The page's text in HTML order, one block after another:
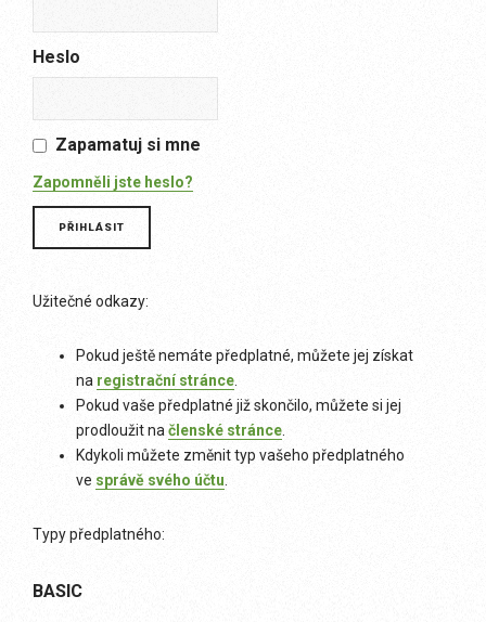
Heslo
Zapamatuj si mne
Zapomněli jste heslo?
Užitečné odkazy:
Pokud ještě nemáte předplatné, můžete jej získat
na registrační stránce
Pokud vaše předplatné již skončilo, můžete si jej
prodloužit na členské stránce
Kdykoli můžete změnit typ vašeho předplatného
ve správě svého účtu
Typy předplatného:
BASIC